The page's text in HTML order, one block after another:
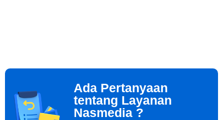
Ada Pertanyaan
tentang Layanan
Nasmedia ?